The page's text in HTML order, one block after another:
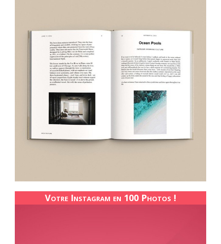
Votre Instagram en 100 Photos !